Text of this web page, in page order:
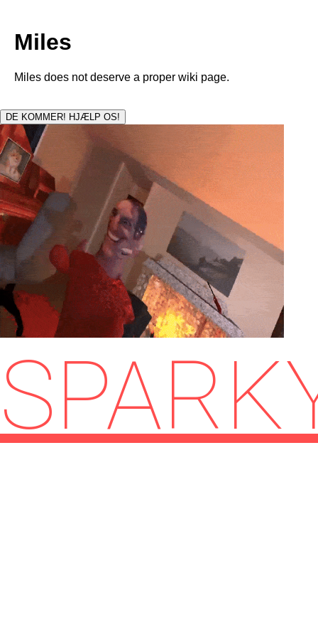
Miles
Miles does not deserve a proper wiki page.
DE KOMMER! HJÆLP OS!